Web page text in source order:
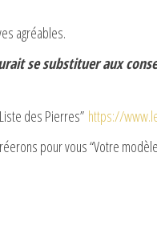
agréables.
se substituer aux
des Pierres” https://
pour vous “Votre